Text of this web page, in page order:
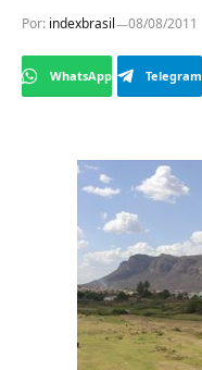
Por: indexbrasil 08/08/2011
WhatsApp Telegram